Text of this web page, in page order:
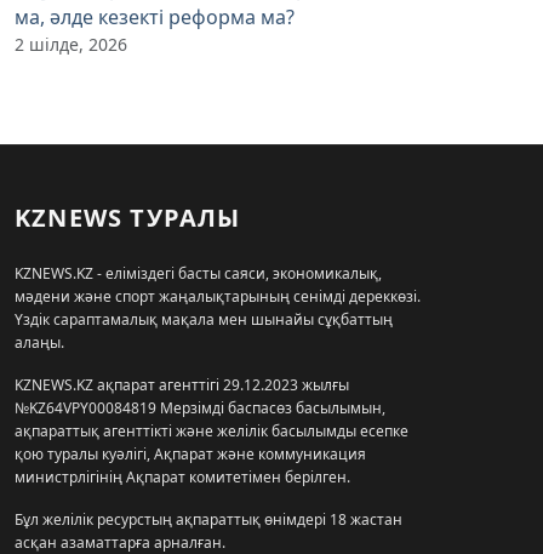
ма, әлде кезекті реформа ма?
2 шілде, 2026
KZNEWS ТУРАЛЫ
KZNEWS.KZ - еліміздегі басты саяси, экономикалық,
мәдени және спорт жаңалықтарының сенімді дереккөзі.
Үздік сараптамалық мақала мен шынайы сұқбаттың
алаңы.
KZNEWS.KZ ақпарат агенттігі 29.12.2023 жылғы
№KZ64VPY00084819 Мерзімді баспасөз басылымын,
ақпараттық агенттікті және желілік басылымды есепке
қою туралы куәлігі, Ақпарат және коммуникация
министрлігінің Ақпарат комитетімен берілген.
Бұл желілік ресурстың ақпараттық өнімдері 18 жастан
асқан азаматтарға арналған.